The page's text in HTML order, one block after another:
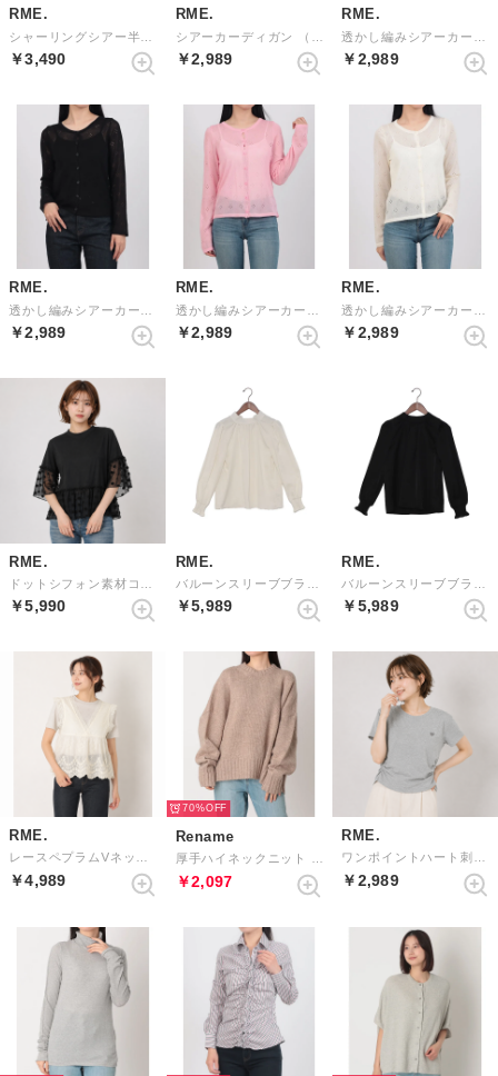
RME.
￥3,490
RME.
￥2,989
RME.
￥2,989
RME.
￥2,989
RME.
￥2,989
RME.
￥2,989
RME.
￥5,990
RME.
￥5,989
RME.
￥5,989
RME.
レースペプラムVネックブラウス （IVORY）
￥4,989
70%
Rename
厚手ハイネックニット （サンドベージュ）
￥2,097
RME.
ワンポイントハート刺繍半袖Tシャツ （GRAY）
￥2,989